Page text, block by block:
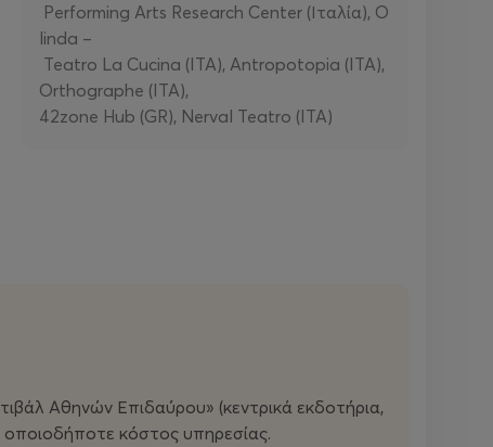
Performing Arts Research Center (Ιταλία), O
linda –
Teatro La Cucina (ITA), Antropotopia (ITA),
Orthographe (ITA),
42zone Hub (GR), Nerval Teatro (ITA)
Αθηνών Επιδαύρου» (κεντρικά εκδοτήρια,
κόστος υπηρεσίας.